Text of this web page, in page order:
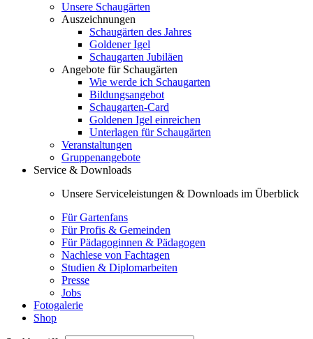
Unsere Schaugärten
Auszeichnungen
Schaugärten des Jahres
Goldener Igel
Schaugarten Jubiläen
Angebote für Schaugärten
Wie werde ich Schaugarten
Bildungsangebot
Schaugarten-Card
Goldenen Igel einreichen
Unterlagen für Schaugärten
Veranstaltungen
Gruppenangebote
Service & Downloads
Unsere Serviceleistungen & Downloads im Überblick
Für Gartenfans
Für Profis & Gemeinden
Für Pädagoginnen & Pädagogen
Nachlese von Fachtagen
Studien & Diplomarbeiten
Presse
Jobs
Fotogalerie
Shop